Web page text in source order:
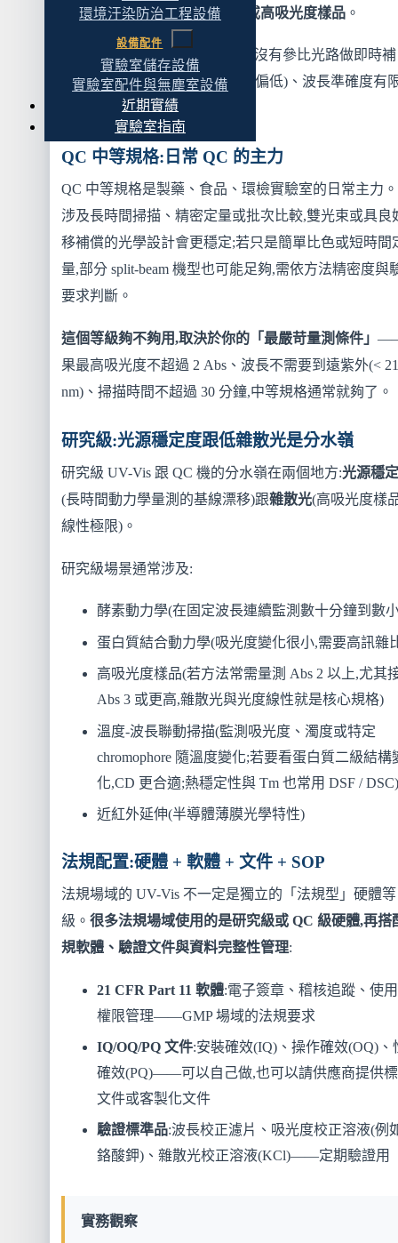
環境汙染防治工程設備
設備配件
實驗室儲存設備
實驗室配件與無塵室設備
近期實績
實驗室指南
適合做需要長時間穩定的量測或高吸光度樣品。
教學機的常見限制:基線漂移大(沒有參比光路做即時補
償)、雜散光高(高吸光度樣品會偏低)、波長準確度有
典驗證可能過不了)。
QC 中等規格:日常 QC 的主力
QC 中等規格是製藥、食品、環檢實驗室的日常主力
涉及長時間掃描、精密定量或批次比較,雙光束或具良
移補償的光學設計會更穩定;若只是簡單比色或短時間
量,部分 split-beam 機型也可能足夠,需依方法精密度與
要求判斷。
這個等級夠不夠用,取決於你的「最嚴苛量測條件」
果最高吸光度不超過 2 Abs、波長不需要到遠紫外(<
nm)、掃描時間不超過 30 分鐘,中等規格通常就夠了。
研究級:光源穩定度跟低雜散光是分水嶺
研究級 UV-Vis 跟 QC 機的分水嶺在兩個地方:光源穩
(長時間動力學量測的基線漂移)跟雜散光(高吸光度樣
線性極限)。
研究級場景通常涉及:
酵素動力學(在固定波長連續監測數十分鐘到數
蛋白質結合動力學(吸光度變化很小,需要高訊雜
高吸光度樣品(若方法常需量測 Abs 2 以上,尤其
Abs 3 或更高,雜散光與光度線性就是核心規格)
溫度-波長聯動掃描(監測吸光度、濁度或特定
chromophore 隨溫度變化;若要看蛋白質二級結構
化,CD 更合適;熱穩定性與 Tm 也常用 DSF / DSC)
近紅外延伸(半導體薄膜光學特性)
法規配置:硬體 + 軟體 + 文件 + SOP
法規場域的 UV-Vis 不一定是獨立的「法規型」硬體等
級。 很多法規場域使用的是研究級或 QC 級硬體,再搭
規軟體、驗證文件與資料完整性管理:
21 CFR Part 11 軟體:電子簽章、稽核追蹤、使
權限管理——GMP 場域的法規要求
IQ/OQ/PQ 文件:安裝確效(IQ)、操作確效(OQ)、
確效(PQ)——可以自己做,也可以請供應商提供
文件或客製化文件
驗證標準品:波長校正濾片、吸光度校正溶液(例
鉻酸鉀)、雜散光校正溶液(KCl)——定期驗證用
實務觀察